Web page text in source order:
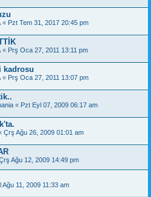
« Pzt Tem 31, 2017 20:45 pm
« Prş Oca 27, 2011 13:11 pm
kadrosu
« Prş Oca 27, 2011 13:07 pm
« Pzt Eyl 07, 2009 06:17 am
Çrş Ağu 26, 2009 01:01 am
Ağu 12, 2009 14:49 pm
Ağu 11, 2009 11:33 am